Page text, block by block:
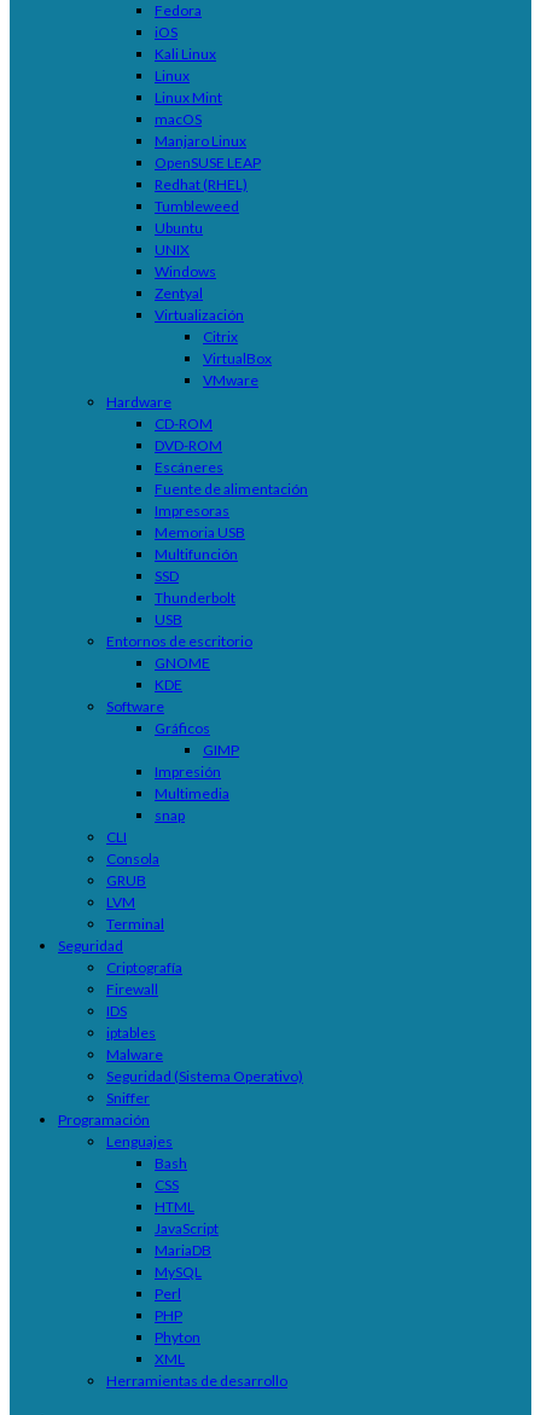
Fedora
iOS
Kali Linux
Linux
Linux Mint
macOS
Manjaro Linux
OpenSUSE LEAP
Redhat (RHEL)
Tumbleweed
Ubuntu
UNIX
Windows
Zentyal
Virtualización
Citrix
VirtualBox
VMware
Hardware
CD-ROM
DVD-ROM
Escáneres
Fuente de alimentación
Impresoras
Memoria USB
Multifunción
SSD
Thunderbolt
USB
Entornos de escritorio
GNOME
KDE
Software
Gráficos
GIMP
Impresión
Multimedia
snap
CLI
Consola
GRUB
LVM
Terminal
Seguridad
Criptografía
Firewall
IDS
iptables
Malware
Seguridad (Sistema Operativo)
Sniffer
Programación
Lenguajes
Bash
CSS
HTML
JavaScript
MariaDB
MySQL
Perl
PHP
Phyton
XML
Herramientas de desarrollo